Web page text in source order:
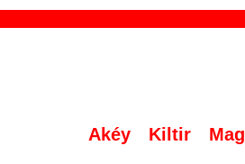
Akéy Kiltir Mag